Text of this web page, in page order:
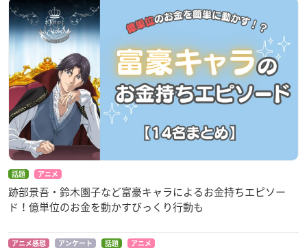
話題 アニメ
跡部景吾・鈴木園子など富豪キャラによるお金持ちエピソー
ド！億単位のお金を動かすびっくり行動も
アニメ感想 アンケート 話題 アニメ